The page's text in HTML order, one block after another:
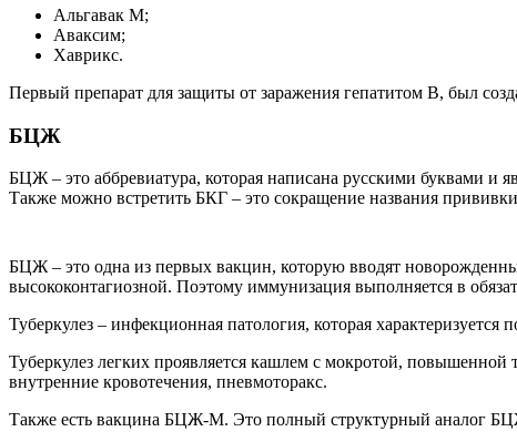
Альгавак М;
Аваксим;
Хаврикс.
Первый препарат для защиты от заражения гепатитом В, был
БЦЖ
БЦЖ – это аббревиатура, которая написана русскими буквами и
Также можно встретить БКГ – это сокращение названия
БЦЖ – это одна из первых вакцин, которую вводят
высококонтагиозной. Поэтому иммунизация выполняется в
Туберкулез – инфекционная патология, которая
Туберкулез легких проявляется кашлем с мокротой,
внутренние кровотечения, пневмоторакс.
Также есть вакцина БЦЖ-М. Это полный структурный аналог